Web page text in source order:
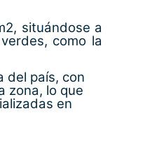
situándose a
como la
del país, con
zona, lo que
en